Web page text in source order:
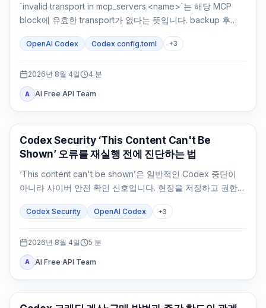
`invalid transport in mcp_servers.<name>`는 해당 MCP
block에 유효한 transport가 없다는 뜻입니다. backup 후
하세요.
OpenAI Codex Codex config.toml +3
2026년 8월 4일 4 분
A AI Free API Team
OpenAI Codex
Codex Security ‘This Content Can't Be
Shown’ 오류를 재실행 전에 진단하는 법
‘This content can't be shown’은 일반적인 Codex 중단이
아니라 사이버 안전 확인 신호입니다. 현장을 저장하고 권한을
Codex Security OpenAI Codex +3
2026년 8월 4일 5 분
A AI Free API Team